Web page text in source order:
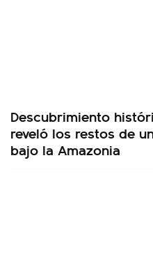
Descubrimiento
reveló los restos de
bajo la Amazonia